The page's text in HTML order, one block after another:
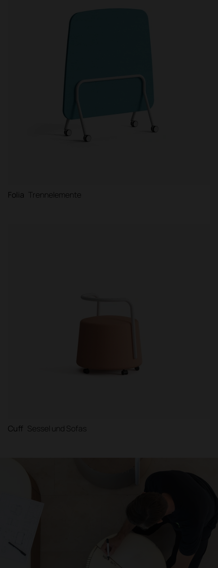
Folia Trennelemente
Cuff Sessel und Sofas